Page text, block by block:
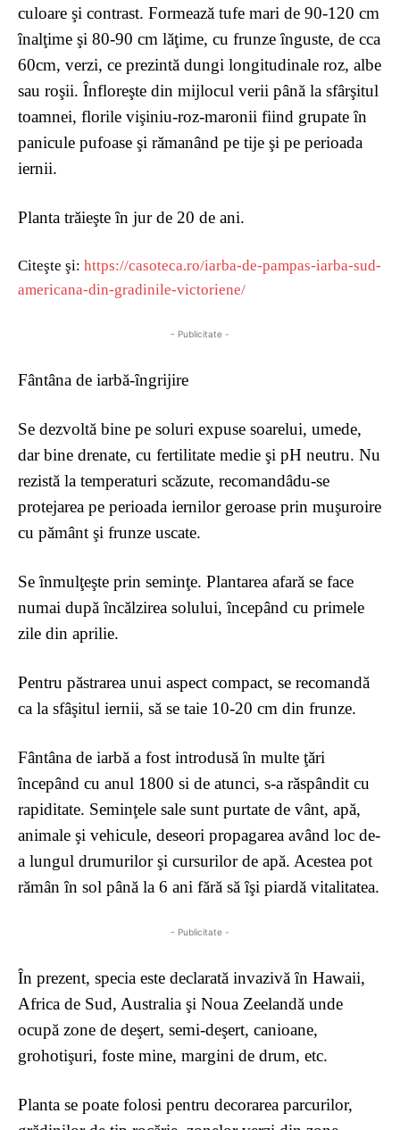
culoare şi contrast. Formează tufe mari de 90-120 cm
ȋnalţime şi 80-90 cm lăţime, cu frunze ȋnguste, de cca
60cm, verzi, ce prezintă dungi longitudinale roz, albe
sau roşii. Ȋnfloreşte din mijlocul verii până la sfârşitul
toamnei, florile vişiniu-roz-maronii fiind grupate ȋn
panicule pufoase şi rămanând pe tije şi pe perioada
iernii.
Planta trăieşte ȋn jur de 20 de ani.
Citeşte şi: https://casoteca.ro/iarba-de-pampas-iarba-sud-
americana-din-gradinile-victoriene/
- Publicitate -
Fântâna de iarbă-ȋngrijire
Se dezvoltă bine pe soluri expuse soarelui, umede,
dar bine drenate, cu fertilitate medie şi pH neutru. Nu
rezistă la temperaturi scăzute, recomandâdu-se
protejarea pe perioada iernilor geroase prin muşuroire
cu pământ şi frunze uscate.
Se ȋnmulţeşte prin seminţe. Plantarea afară se face
numai după ȋncălzirea solului, ȋncepând cu primele
zile din aprilie.
Pentru păstrarea unui aspect compact, se recomandă
ca la sfâşitul iernii, să se taie 10-20 cm din frunze.
Fântâna de iarbă a fost introdusă ȋn multe ţări
ȋncepând cu anul 1800 si de atunci, s-a răspândit cu
rapiditate. Seminţele sale sunt purtate de vânt, apă,
animale şi vehicule, deseori propagarea având loc de-
a lungul drumurilor şi cursurilor de apă. Acestea pot
rămân ȋn sol până la 6 ani fără să ȋşi piardă vitalitatea.
- Publicitate -
Ȋn prezent, specia este declarată invazivă ȋn Hawaii,
Africa de Sud, Australia şi Noua Zeelandă unde
ocupă zone de deşert, semi-deşert, canioane,
grohotişuri, foste mine, margini de drum, etc.
Planta se poate folosi pentru decorarea parcurilor,